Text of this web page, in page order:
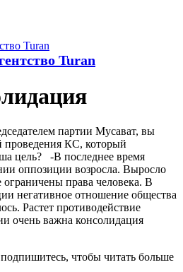
Turan
партии Mусават, вы
проведения КС, который
цель? -В последнее время
оппозиции возросла. Выросло
права человека. В
негативное отношение общества
Растет противодействие
очень важна консолидация
чтобы читать больше